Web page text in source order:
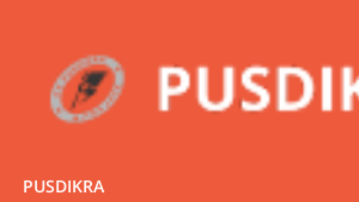
PUSDIKRA